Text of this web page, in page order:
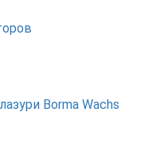
Borma Wachs